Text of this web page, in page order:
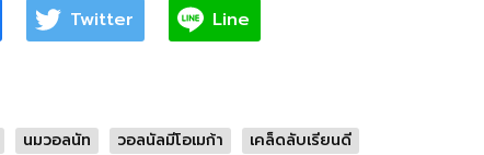
Twitter Line
นมวอลนัท วอลนัลมีโอเมก้า เคล็ดลับเรียนดี